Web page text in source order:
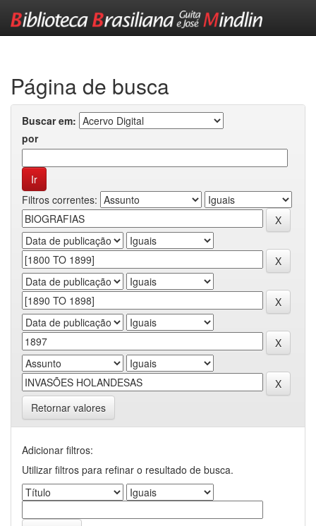
Página de busca
Buscar em:
por
Filtros correntes:
Retornar valores
Adicionar filtros:
Utilizar filtros para refinar o resultado de busca.